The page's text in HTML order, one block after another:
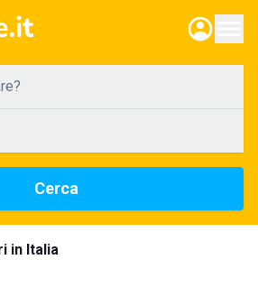
Cerca
in Italia